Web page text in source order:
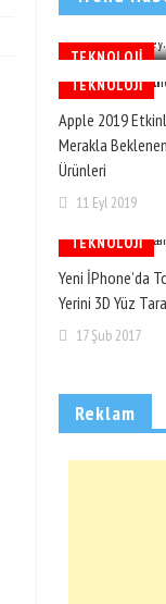
TEKNOLOJI
Yaklaşık 6
TEKNOLOJI
Apple 2019
Merakla
Ürünleri
11 Eyl 2019
TEKNOLOJI
Yeni İPhone’da
Yerini 3D Yüz
17 Şub 2017
Reklam